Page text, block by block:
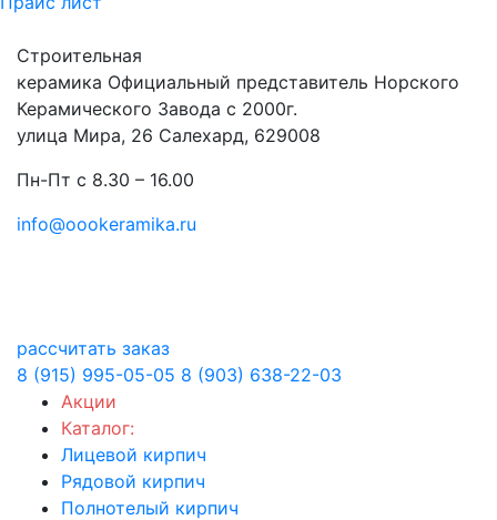
Строительная
керамика Официальный представитель Норского
Керамического Завода с 2000г.
улица Мира, 26 Салехард, 629008
Пн-Пт с 8.30 – 16.00
info@oookeramika.ru
рассчитать заказ
8 (915) 995-05-05 8 (903) 638-22-03
Акции
Каталог:
Лицевой кирпич
Рядовой кирпич
Полнотелый кирпич